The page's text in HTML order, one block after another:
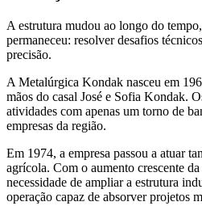
A estrutura mudou ao longo do
permaneceu: resolver desafios
precisão.
A Metalúrgica Kondak nasceu em
mãos do casal José e Sofia Kondak.
atividades com apenas um torno de
empresas da região.
Em 1974, a empresa passou a atuar
agrícola. Com o aumento crescente
necessidade de ampliar a estrutura
operação capaz de absorver projetos